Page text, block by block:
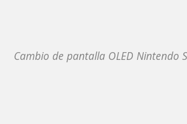
Cambio de pantalla OLED Nintendo